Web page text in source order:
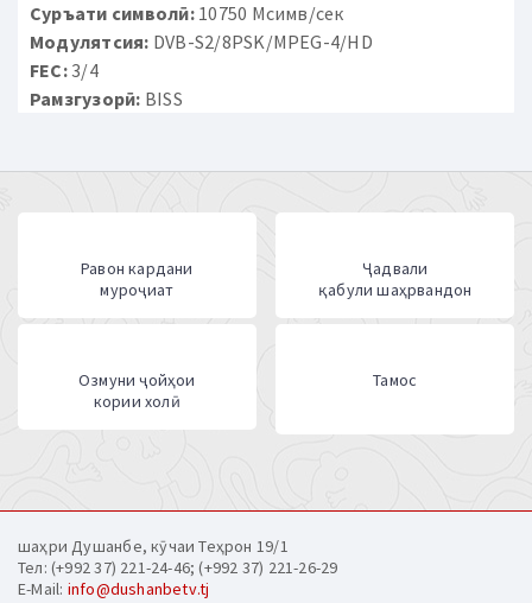
Суръати символӣ:10750 Мсимв/сек
Модулятсия: DVB-S2/8PSK/MPEG-4/HD
FEC:3/4
Рамзгузорӣ: BISS
Равон кардани
муроҷиат
Ҷадвали
қабули шаҳрвандон
Озмуни ҷойҳои
кории холӣ
Тамос
шаҳри Душанбе, кӯчаи Теҳрон 19/1
Тел: (+992 37) 221-24-46; (+992 37) 221-26-29
E-Mail: info@dushanbetv.tj